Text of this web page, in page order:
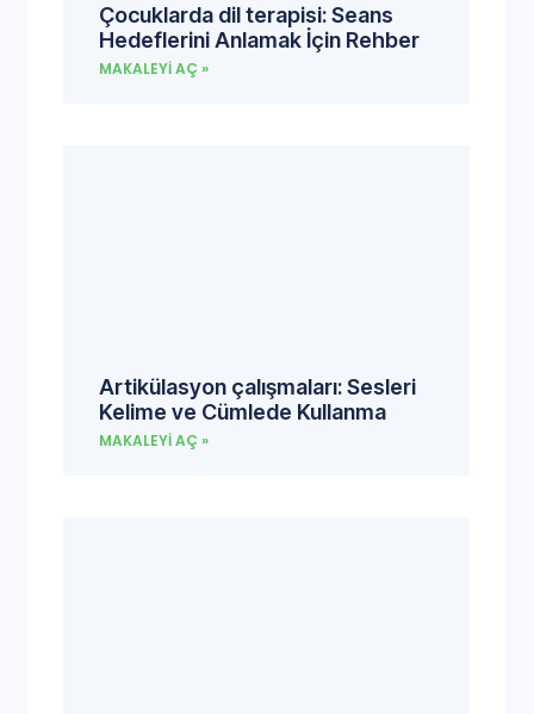
Çocuklarda dil terapisi: Seans
Hedeflerini Anlamak İçin Rehber
MAKALEYI AÇ »
Artikülasyon çalışmaları: Sesleri
Kelime ve Cümlede Kullanma
MAKALEYI AÇ »